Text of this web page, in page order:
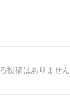
投稿はありません